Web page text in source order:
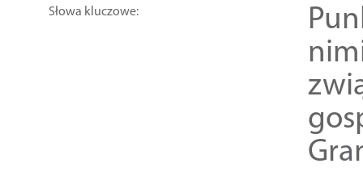
Słowa kluczowe: